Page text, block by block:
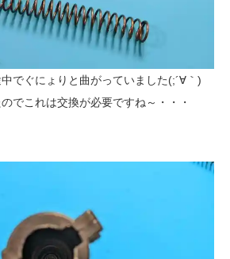
中でぐにょりと曲がっていました(;´∀｀)
でこれは交換が必要ですね～・・・